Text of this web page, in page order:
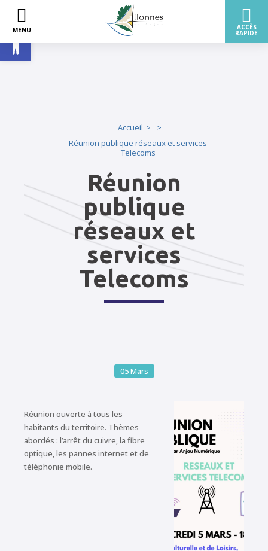
Ouvrir la barre d’outils
Accueil
Réunion publique réseaux et services
Telecoms
Réunion
publique
réseaux et
services
Telecoms
05Mars
Réunion ouverte à tous les
habitants du territoire. Thèmes
abordés : l’arrêt du cuivre, la fibre
optique, les pannes internet et de
téléphonie mobile.